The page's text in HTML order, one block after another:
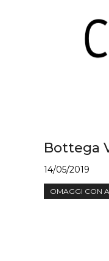
Bottega
14/05/2019
OMAGGI CON